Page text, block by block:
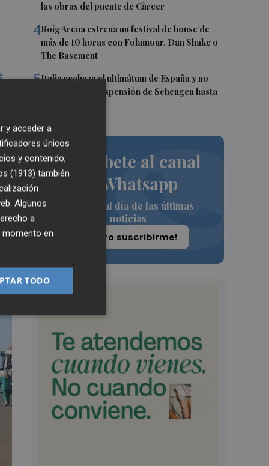
las obras del puente de Càrcer
4Roig Arena estrena un festival de house de
más de 10 horas con Folamour, Dan Shake o
The Basement
5Italia rechaza el ultimátum de España y no
reevaluará la suspensión de Schengen hasta
Suscríbete al canal
de Whatsapp
Siempre al día de las últimas
noticias
¡Quiero suscribirme!
y acceder a
únicos
y contenido,
(1913) también
Algunos
a
momento en
TODO